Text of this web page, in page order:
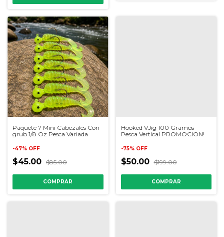
Paquete 7 Mini Cabezales Con
grub 1/8 Oz Pesca Variada
-47% OFF
$45.00 $85.00
COMPRAR
Hooked VJig 100 Gramos
Pesca Vertical PROMOCION!
-75% OFF
$50.00 $199.00
COMPRAR